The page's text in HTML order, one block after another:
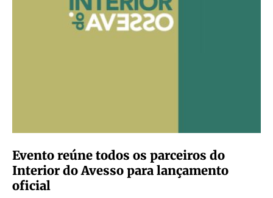
Evento reúne todos os parceiros do
Interior do Avesso para lançamento
oficial